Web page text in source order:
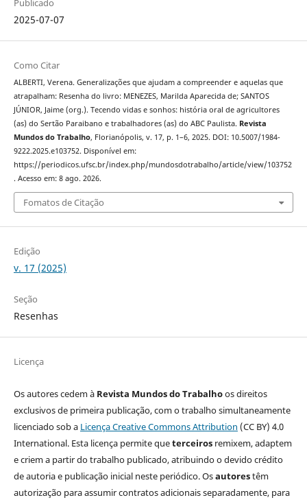
Publicado
2025-07-07
Como Citar
ALBERTI, Verena. Generalizações que ajudam a compreender e aquelas que
atrapalham: Resenha do livro: MENEZES, Marilda Aparecida de; SANTOS
JÚNIOR, Jaime (org.). Tecendo vidas e sonhos: história oral de agricultores
(as) do Sertão Paraibano e trabalhadores (as) do ABC Paulista. Revista
Mundos do Trabalho, Florianópolis, v. 17, p. 1–6, 2025. DOI: 10.5007/1984-
9222.2025.e103752. Disponível em:
https://periodicos.ufsc.br/index.php/mundosdotrabalho/article/view/103752
. Acesso em: 8 ago. 2026.
Fomatos de Citação
Edição
v. 17 (2025)
Seção
Resenhas
Licença
Os autores cedem à Revista Mundos do Trabalhoos direitos
exclusivos de primeira publicação, com o trabalho simultaneamente
licenciado sob a Licença Creative Commons Attribution (CC BY) 4.0
International. Esta licença permite queterceirosremixem, adaptem
e criem a partir do trabalho publicado, atribuindo o devido crédito
de autoria e publicação inicial neste periódico. Osautorestêm
autorização para assumir contratos adicionais separadamente, para